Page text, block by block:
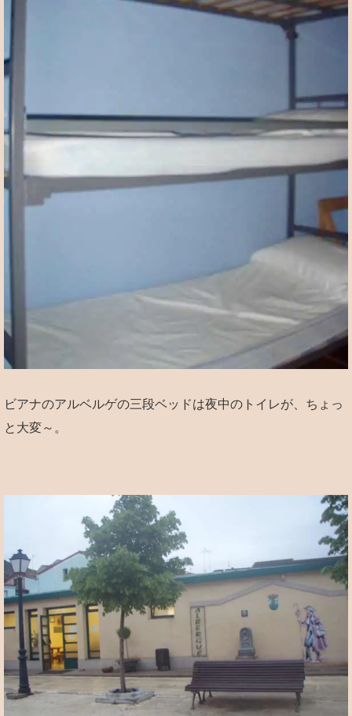
ビアナのアルベルゲの三段ベッドは夜中のトイレが、ちょっ
と大変～。